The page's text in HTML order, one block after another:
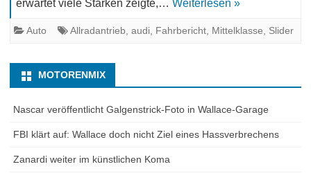
erwartet viele Stärken zeigte,… Weiterlesen »
Auto Allradantrieb, audi, Fahrbericht, Mittelklasse, Slider
MOTORENMIX
Nascar veröffentlicht Galgenstrick-Foto in Wallace-Garage
FBI klärt auf: Wallace doch nicht Ziel eines Hassverbrechens
Zanardi weiter im künstlichen Koma